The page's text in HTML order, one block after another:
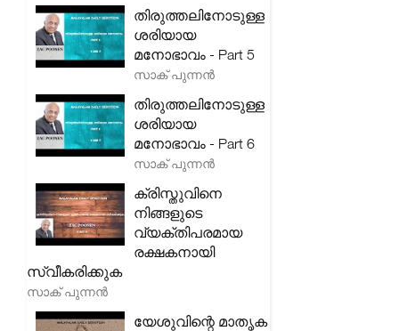
തിരുത്തലിനോടുള്ള
ശരിയായ
മനോഭാവം - Part 5
സാക് പുന്നൻ
തിരുത്തലിനോടുള്ള
ശരിയായ
മനോഭാവം - Part 6
സാക് പുന്നൻ
ക്രിസ്തുവിനെ
നിങ്ങളുടെ
വ്യക്തിപരമായ
രക്ഷകനായി
സ്വീകരിക്കുക
സാക് പുന്നൻ
യേശുവിന്റെ മാതൃക